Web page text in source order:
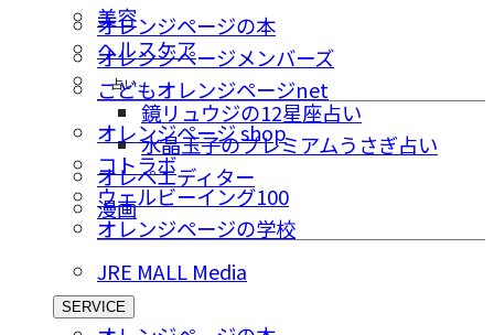
美容
ヘルスケア
占い
鏡リュウジの12星座占い
水晶玉子のプレミアムうさぎ占い
オレペエディター
漫画
オレンジページの本
オレンジページメンバーズ
こどもオレンジページnet
オレンジページ shop
コトラボ
ウェルビーイング100
オレンジページの学校
JRE MALL Media
SERVICE